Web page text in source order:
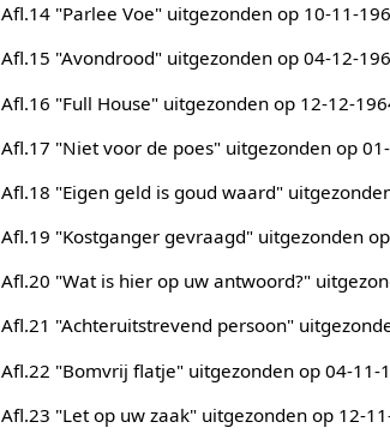
Afl.14 "Parlee Voe" uitgezonden op 10-11-
Afl.15 "Avondrood" uitgezonden op 04-12-
Afl.16 "Full House" uitgezonden op 12-12-
Afl.17 "Niet voor de poes" uitgezonden op
Afl.18 "Eigen geld is goud waard"
Afl.19 "Kostganger gevraagd" uitgezonden
Afl.20 "Wat is hier op uw antwoord?"
Afl.21 "Achteruitstrevend persoon"
Afl.22 "Bomvrij flatje" uitgezonden op 04-11-
Afl.23 "Let op uw zaak" uitgezonden op 12-